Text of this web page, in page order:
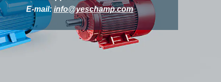
E-mail: info@yeschamp.com